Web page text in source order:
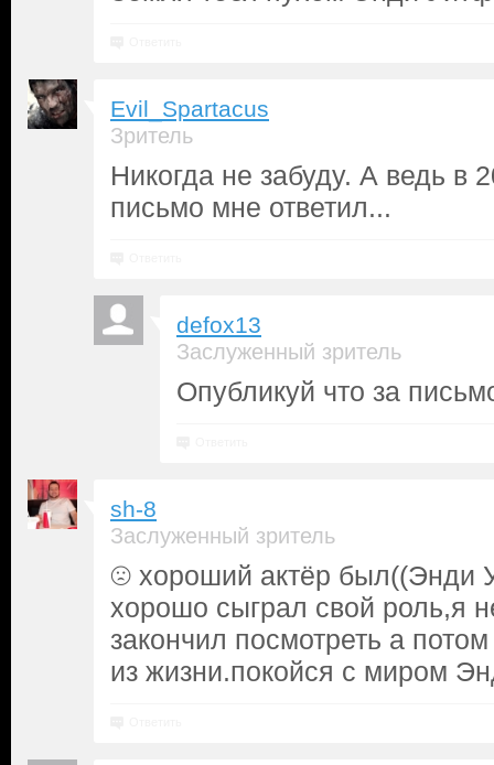
Evil_Spartacus
Зритель
Никогда не забуду. А ведь в
письмо мне ответил...
defox13
Заслуженный зритель
Опубликуй что за
sh-8
Заслуженный зритель
☹ хороший актёр был((Энди
хорошо сыграл свой роль,я
закончил посмотреть а
из жизни.покойся с миром